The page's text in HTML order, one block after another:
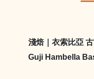
淺焙｜ 衣索比亞
Guji Hambella